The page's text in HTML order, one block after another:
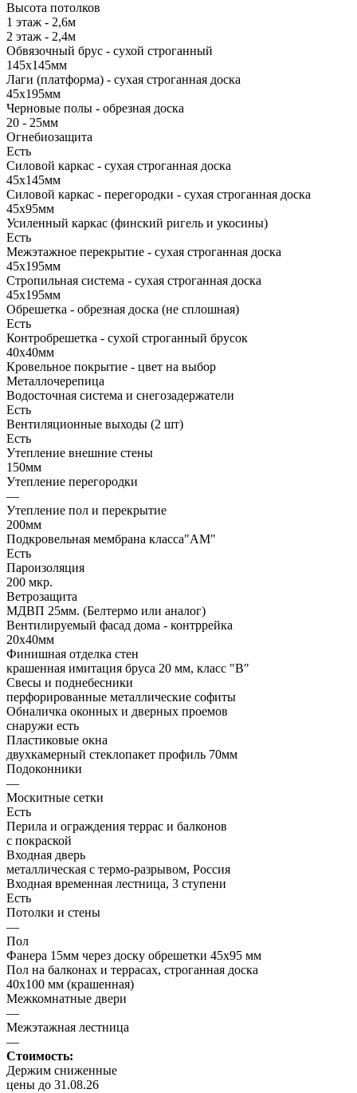
Высота потолков
1 этаж - 2,6м
2 этаж - 2,4м
Обвязочный брус - сухой строганный
145х145мм
Лаги (платформа) - сухая строганная доска
45х195мм
Черновые полы - обрезная доска
20 - 25мм
Огнебиозащита
Есть
Силовой каркас - сухая строганная доска
45х145мм
Силовой каркас - перегородки - сухая строганная доска
45х95мм
Усиленный каркас (финский ригель и укосины)
Есть
Межэтажное перекрытие - сухая строганная доска
45х195мм
Стропильная система - сухая строганная доска
45х195мм
Обрешетка - обрезная доска (не сплошная)
Есть
Контробрешетка - сухой строганный брусок
40х40мм
Кровельное покрытие - цвет на выбор
Металлочерепица
Водосточная система и снегозадержатели
Есть
Вентиляционные выходы (2 шт)
Есть
Утепление внешние стены
150мм
Утепление перегородки
—
Утепление пол и перекрытие
200мм
Подкровельная мембрана класса"АМ"
Есть
Пароизоляция
200 мкр.
Ветрозащита
МДВП 25мм. (Белтермо или аналог)
Вентилируемый фасад дома - контррейка
20х40мм
Финишная отделка стен
крашенная имитация бруса 20 мм, класс "В"
Свесы и поднебесники
перфорированные металлические софиты
Обналичка оконных и дверных проемов
снаружи есть
Пластиковые окна
двухкамерный стеклопакет профиль 70мм
Подоконники
—
Москитные сетки
Есть
Перила и ограждения террас и балконов
с покраской
Входная дверь
металлическая с термо-разрывом, Россия
Входная временная лестница, 3 ступени
Есть
Потолки и стены
—
Пол
Фанера 15мм через доску обрешетки 45х95 мм
Пол на балконах и террасах, строганная доска
40х100 мм (крашенная)
Межкомнатные двери
—
Межэтажная лестница
—
Стоимость:
Держим сниженные
цены до 31.08.26